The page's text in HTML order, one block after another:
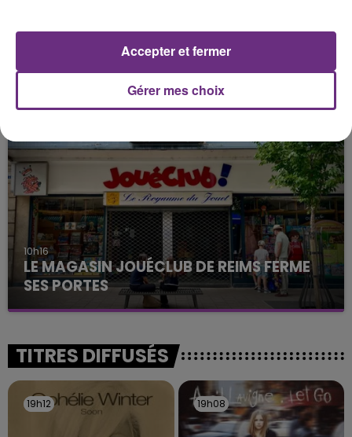
LA CENTRALE NUCLÉAIRE DE CHOOZ
TOUJOURS À L'ARRÊT
Cela fait déjà une semaine que la centrale
justifiée par la sécheresse intense qui est toujours
présente.
10h16
LE MAGASIN JOUÉCLUB DE REIMS FERME
SES PORTES
C'était l'une des institutions du centre-ville
fermer ses portes.
TITRES DIFFUSÉS
19h12
19h12 19h08
19h08
Gérer mes choix
Accepter et fermer